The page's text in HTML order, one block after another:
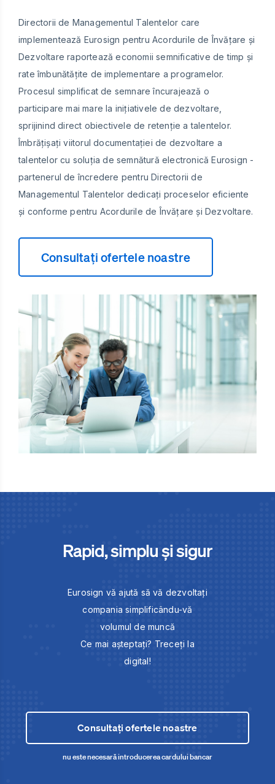
Directorii de Managementul Talentelor care
implementează Eurosign pentru Acordurile de Învățare și
Dezvoltare raportează economii semnificative de timp și
rate îmbunătățite de implementare a programelor.
Procesul simplificat de semnare încurajează o
participare mai mare la inițiativele de dezvoltare,
sprijinind direct obiectivele de retenție a talentelor.
Îmbrățișați viitorul documentației de dezvoltare a
talentelor cu soluția de semnătură electronică Eurosign -
partenerul de încredere pentru Directorii de
Managementul Talentelor dedicați proceselor eficiente
și conforme pentru Acordurile de Învățare și Dezvoltare.
Consultați ofertele noastre
Rapid, simplu și sigur
Eurosign vă ajută să vă dezvoltați
compania simplificându-vă
volumul de muncă
Ce mai așteptați? Treceți la
digital!
Consultați ofertele noastre
nu este necesară introducerea cardului bancar